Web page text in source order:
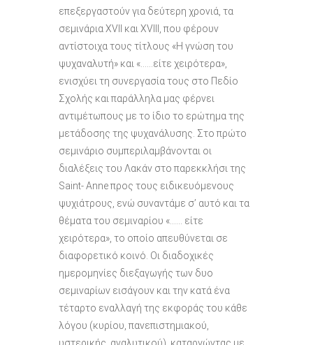
επεξεργαστούν για δεύτερη χρονιά, τα
σεμινάρια ΧVΙΙ και ΧVΙΙΙ, που φέρουν
αντίστοιχα τους τίτλους «Η γνώση του
ψυχαναλυτή» και «……είτε χειρότερα»,
ενισχύει τη συνεργασία τους στο Πεδίο
Σχολής και παράλληλα μας φέρνει
αντιμέτωπους με το ίδιο το ερώτημα της
μετάδοσης της ψυχανάλυσης. Στο πρώτο
σεμινάριο συμπεριλαμβάνονται οι
διαλέξεις του Λακάν στο παρεκκλήσι της
Saint- Anne προς τους ειδικευόμενους
ψυχιάτρους, ενώ συναντάμε σ’ αυτό και τα
θέματα του σεμιναρίου «…… είτε
χειρότερα», το οποίο απευθύνεται σε
διαφορετικό κοινό. Οι διαδοχικές
ημερομηνίες διεξαγωγής των δυο
σεμιναρίων εισάγουν και την κατά ένα
τέταρτο εναλλαγή της εκφοράς του κάθε
λόγου (κυρίου, πανεπιστημιακού,